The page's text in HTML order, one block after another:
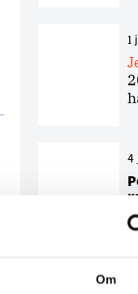
Om
1
4